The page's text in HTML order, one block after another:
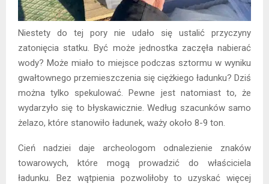
Niestety do tej pory nie udało się ustalić przyczyny
zatonięcia statku. Być może jednostka zaczęła nabierać
wody? Może miało to miejsce podczas sztormu w wyniku
gwałtownego przemieszczenia się ciężkiego ładunku? Dziś
można tylko spekulować. Pewne jest natomiast to, że
wydarzyło się to błyskawicznie. Według szacunków samo
żelazo, które stanowiło ładunek, waży około 8-9 ton.
Cień nadziei daje archeologom odnalezienie znaków
towarowych, które mogą prowadzić do właściciela
ładunku. Bez wątpienia pozwoliłoby to uzyskać więcej